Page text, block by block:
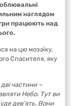
наглядом
працюють над
на цю мозаїку,
Спасителя, яку
частини –
Небо. Тут ви
дев’ять. Вони